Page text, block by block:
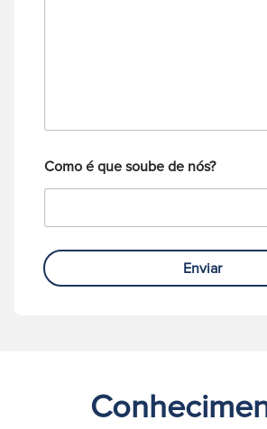
Como é que soube de nós?
Enviar